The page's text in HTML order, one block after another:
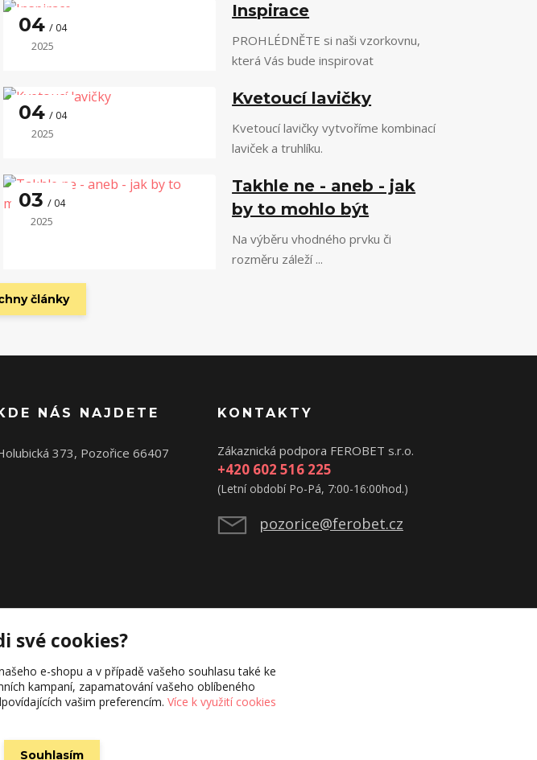
04 04
2025
Inspirace
PROHLÉDNĚTE si naši vzorkovnu,
která Vás bude inspirovat
04 04
2025
Kvetoucí lavičky
Kvetoucí lavičky vytvoříme kombinací
laviček a truhlíku.
03 04
2025
Takhle ne - aneb - jak
by to mohlo být
Na výběru vhodného prvku či
rozměru záleží ...
články
NÁS NAJDETE
373, Pozořice 66407
KONTAKTY
Zákaznická podpora FEROBET s.r.o.
+420 602 516 225
(Letní období Po-Pá, 7:00-16:00hod.)
pozorice@ferobet.cz
své cookies?
e-shopu a v případě vašeho souhlasu také ke
kampaní, zapamatování vašeho oblíbeného
vašim preferencím. Více k využití cookies
Souhlasím